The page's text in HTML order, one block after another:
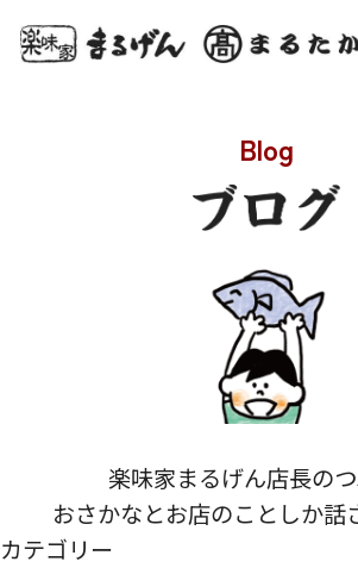
Blog
楽味家まるげん店長の
おさかなとお店のことしか話
カテゴリー